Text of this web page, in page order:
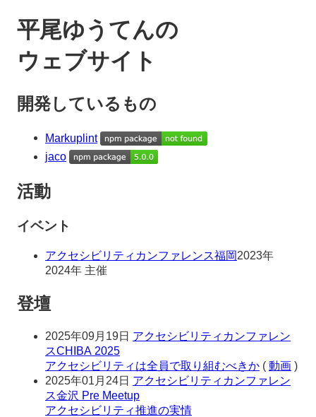
平尾ゆうてんの
ウェブサイト
開発しているもの
Markuplint
jaco
活動
イベント
アクセシビリティカンファレンス福岡2023年
2024年 主催
登壇
2025年09月19日 アクセシビリティカンファレン
スCHIBA 2025
アクセシビリティは全員で取り組むべきか ( 動画 )
2025年01月24日 アクセシビリティカンファレン
ス金沢 Pre Meetup
アクセシビリティ推進の実情